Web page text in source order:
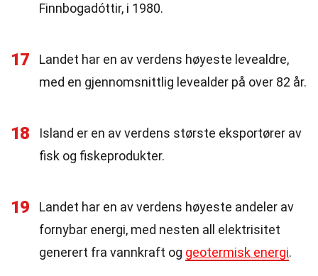
Finnbogadóttir, i 1980.
17
Landet har en av verdens høyeste levealdre,
med en gjennomsnittlig levealder på over 82 år.
18
Island er en av verdens største eksportører av
fisk og fiskeprodukter.
19
Landet har en av verdens høyeste andeler av
fornybar energi, med nesten all elektrisitet
generert fra vannkraft og geotermisk energi.